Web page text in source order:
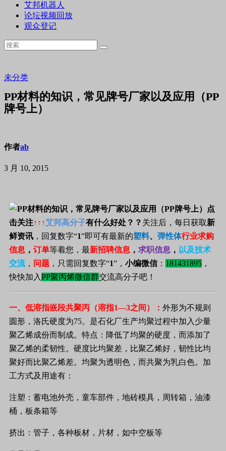
艾邦机器人
论坛视频回放
观众登记
未分类
PP材料的知识，常见牌号厂家以及应用（PP
牌号上）
作者ab
3 月 10, 2015
点
击关注↑↑↑艾邦高分子有什么好处？？ 关注后，每日获取新
鲜资讯 ，回复数字“1”即可有最新的塑料、 弹性体行业求购
信息 ， 订单等着您，最新招聘信息 ， 求职信息 ， 以及技术
交流， 问题 ，只需回复数字“1”， 小编微信 ： 181431895 ，
快快加入PP聚丙烯微信群交流高分子吧！
一、低溶指嵌段共聚丙 （溶指1—3之间）： 外形为不规则
圆形，洛氏硬度为75。是石化厂生产均聚过程中加入少量
聚乙烯成份而制成。特点：降低了均聚的硬度，而添加了
聚乙烯的柔韧性。硬度比均聚差，比聚乙烯好，韧性比均
聚好而比聚乙烯差。均聚为透明色，而共聚为乳白色。加
工方式及用途有：
注塑：蓄电池外壳，童车部件，地砖模具，周转箱，油漆
桶，板条箱等
挤出：管子，各种板材，片材，如中空板等